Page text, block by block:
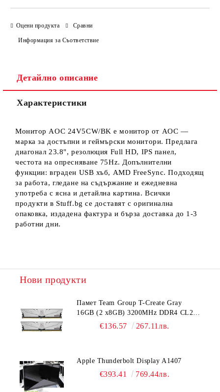
Оцени продукта Сравни
Информация за Съответствие
Детайлно описание
Характеристики
Монитор AOC 24V5CW/BK е монитор от AOC —
марка за достъпни и геймърски монитори. Предлага
диагонал 23.8", резолюция Full HD, IPS панел,
честота на опресняване 75Hz. Допълнителни
функции: вграден USB хъб, AMD FreeSync. Подходящ
за работа, гледане на съдържание и ежедневна
употреба с ясна и детайлна картина. Всички
продукти в Stuff.bg се доставят с оригинална
опаковка, издадена фактура и бърза доставка до 1-3
работни дни.
Нови продукти
Памет Team Group T-Create Gray
16GB (2 x8GB) 3200MHz DDR4 CL22-
22-22-52 1.2V
€136.57 267.11лв.
Apple Thunderbolt Display A1407
€393.41 769.44лв.